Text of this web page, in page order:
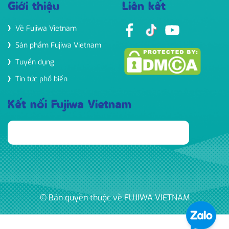
Giới thiệu
Về Fujiwa Vietnam
Sản phẩm Fujiwa Vietnam
Tuyển dụng
Tin tức phổ biến
Liên kết
Kết nối Fujiwa Vietnam
© Bản quyền thuộc về FUJIWA VIETNAM